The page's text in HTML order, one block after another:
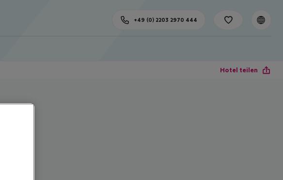
+49 (0) 2203 2970 444
Hotel teilen